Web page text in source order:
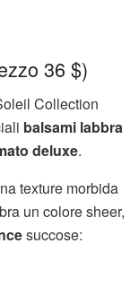
36 $)
Collection
balsami labbra
deluxe.
texture morbida
un colore sheer,
succose: